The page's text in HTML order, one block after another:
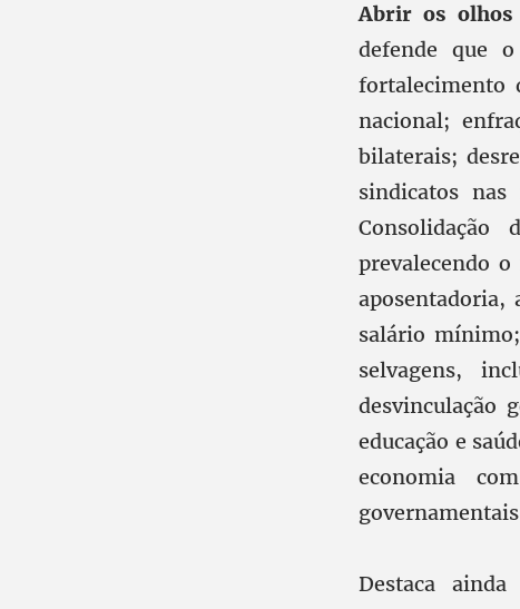
Abrir os
defende que
fortalecimento
nacional;
bilaterais;
sindicatos
prevalecendo
salário
selvagens,
desvinculação
educação e
economia
Destaca